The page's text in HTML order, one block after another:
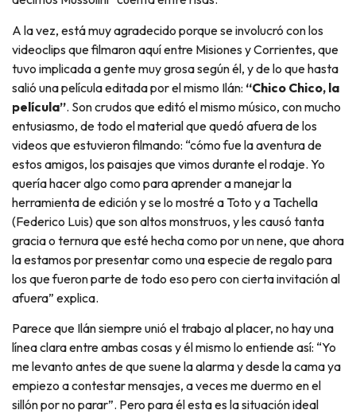
A la vez, está muy agradecido porque se involucró con los
videoclips que filmaron aquí entre Misiones y Corrientes, que
tuvo implicada a gente muy grosa según él, y de lo que hasta
salió una película editada por el mismo Ilán: “Chico Chico, la
película”. Son crudos que editó el mismo músico, con mucho
entusiasmo, de todo el material que quedó afuera de los
videos que estuvieron filmando: “cómo fue la aventura de
estos amigos, los paisajes que vimos durante el rodaje. Yo
quería hacer algo como para aprender a manejar la
herramienta de edición y se lo mostré a Toto y a Tachella
(Federico Luis) que son altos monstruos, y les causó tanta
gracia o ternura que esté hecha como por un nene, que ahora
la estamos por presentar como una especie de regalo para
los que fueron parte de todo eso pero con cierta invitación al
afuera” explica.
Parece que Ilán siempre unió el trabajo al placer, no hay una
línea clara entre ambas cosas y él mismo lo entiende así: “Yo
me levanto antes de que suene la alarma y desde la cama ya
empiezo a contestar mensajes, a veces me duermo en el
sillón por no parar”. Pero para él esta es la situación ideal